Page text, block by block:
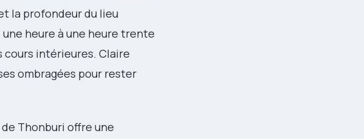
la profondeur du lieu
heure à une heure trente
cours intérieures. Claire
ombragées pour rester
Thonburi offre une